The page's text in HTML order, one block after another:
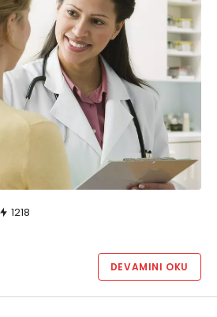
1218
DEVAMINI OKU